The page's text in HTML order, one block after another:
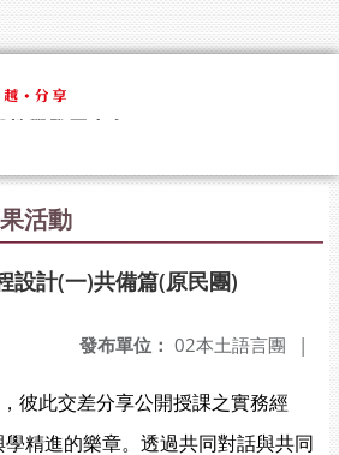
活動
設計(一)共備篇(原民團)
發布單位： 02本土語言團 |
彼此交差分享公開授課之實務經
精進的樂章。透過共同對話與共同